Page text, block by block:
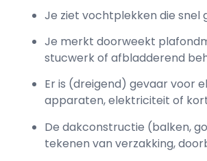
Je ziet vochtplekken die snel
Je merkt doorweekt
stucwerk of afbladderend
Er is (dreigend) gevaar voor
apparaten, elektriciteit of
De dakconstructie (balken,
tekenen van verzakking,